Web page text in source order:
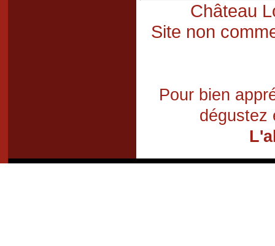
Château
Site non
Pour bien
dégustez